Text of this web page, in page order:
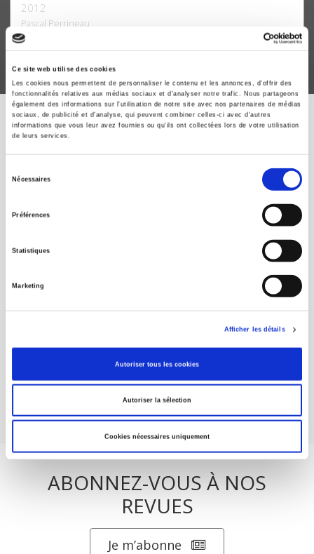
Ce site web utilise des cookies
Les cookies nous permettent de personnaliser le contenu et les annonces, d'offrir des
fonctionnalités relatives aux médias sociaux et d'analyser notre trafic. Nous partageons
également des informations sur l'utilisation de notre site avec nos partenaires de médias
sociaux, de publicité et d'analyse, qui peuvent combiner celles-ci avec d'autres
informations que vous leur avez fournies ou qu'ils ont collectées lors de votre utilisation
de leurs services.
Nécessaires
Préférences
Statistiques
Marketing
Afficher les détails
Autoriser tous les cookies
Autoriser la sélection
Cookies nécessaires uniquement
2012
Pascal Perrineau
ÉVÉNEMENTS PRÉCÉDENTS
Journée d'études au CEVIPOF à l'occasion
par Pascal Perrineau
suite
ABONNEZ-VOUS À NOS
REVUES
Je m’abonne